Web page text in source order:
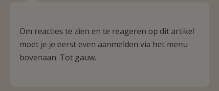
Om reacties te zien en te reageren op dit artikel
moet je je eerst even aanmelden via het menu
bovenaan. Tot gauw.